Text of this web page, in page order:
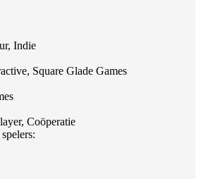
Indie
Square Glade Games
Coöperatie
: